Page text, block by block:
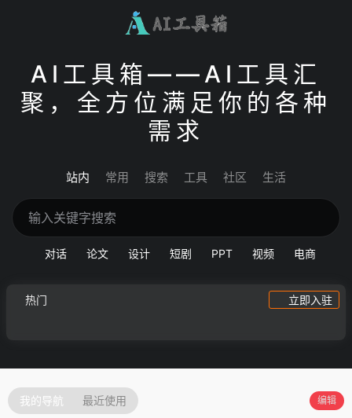
AI工具箱——AI工具汇
聚，全方位满足你的各种
需求
站内 常用 搜索 工具 社区 生活
对话 论文 设计 短剧 PPT 视频 电商
热门 立即入驻
我的导航 最近使用 编辑